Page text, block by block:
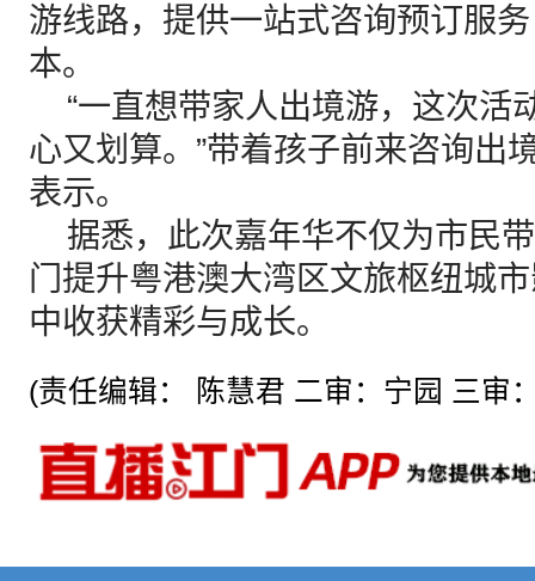
游线路，提供一站式咨询预订服
本。
“一直想带家人出境游，这次活
心又划算。”带着孩子前来咨询出
表示。
据悉，此次嘉年华不仅为市民
门提升粤港澳大湾区文旅枢纽城
中收获精彩与成长。
(责任编辑： 陈慧君 二审：宁园 三审